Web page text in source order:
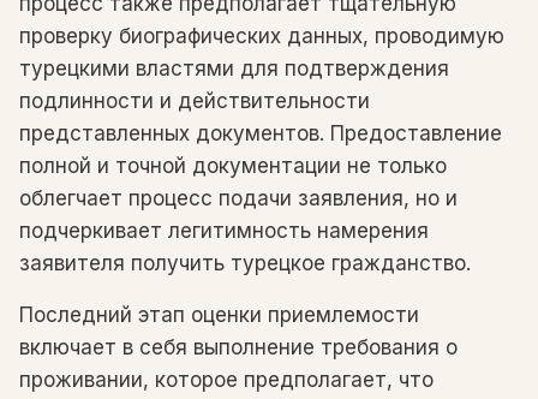
проверку биографических данных, проводимую
турецкими властями для подтверждения
подлинности и действительности
представленных документов. Предоставление
полной и точной документации не только
облегчает процесс подачи заявления, но и
подчеркивает легитимность намерения
заявителя получить турецкое гражданство.
Последний этап оценки приемлемости
включает в себя выполнение требования о
проживании, которое предполагает, что